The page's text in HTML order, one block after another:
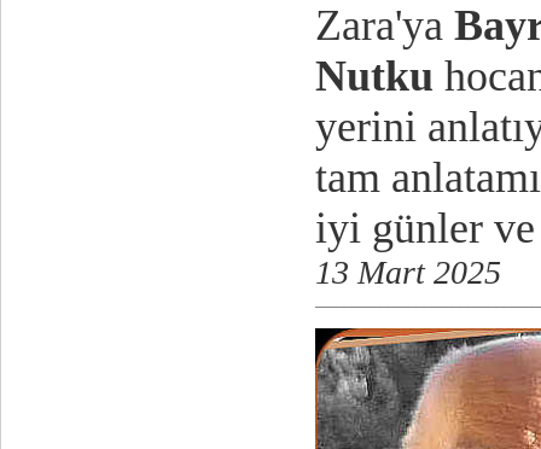
Zara'ya
Nutku
yerini
tam anlat
iyi günler
13 Mart 2025